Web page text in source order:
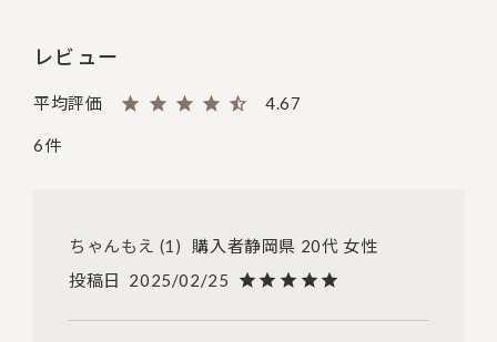
レビュー
4.67
6
ちゃんもえ 1 購入者静岡県 20代 女性
投稿日
2025/02/25